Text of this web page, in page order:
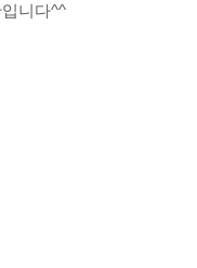
니다^^